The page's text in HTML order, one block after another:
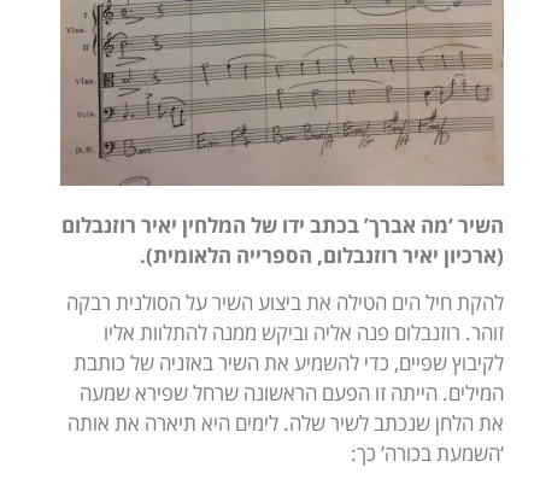
השיר ‘מה אברך’ בכתב ידו של המלחין יאיר רוזנבלום
(ארכיון יאיר רוזנבלום, הספרייה הלאומית).
להקת חיל הים הטילה את ביצוע השיר על הסולנית רבקה
זוהר. רוזנבלום פנה אליה וביקש ממנה להתלוות אליו
לקיבוץ שפיים, כדי להשמיע את השיר באזניה של כותבת
המילים. הייתה זו הפעם הראשונה שרחל שפירא שמעה
את הלחן שנכתב לשיר שלה. לימים היא תיארה את אותה
‘השמעת בכורה’ כך: